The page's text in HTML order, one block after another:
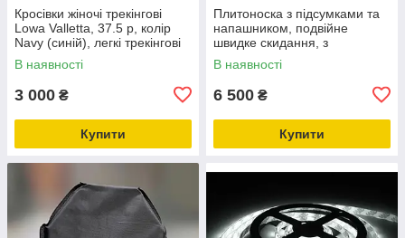
Кросівки жіночі трекінгові
Lowa Valletta, 37.5 р, колір
Navy (синій), легкі трекінгові
черевики
В наявності
3 000 ₴
Купити
Плитоноска з підсумками та
напашником, подвійне
швидке скидання, з
камербандами, Український
Піксель, MOLLE, Cordura
В наявності
6 500 ₴
Купити